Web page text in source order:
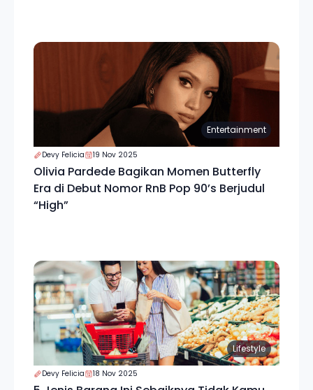
Entertainment
Devy Felicia 19 Nov 2025
Olivia Pardede Bagikan Momen Butterfly
Era di Debut Nomor RnB Pop 90’s Berjudul
“High”
Lifestyle
Devy Felicia 18 Nov 2025